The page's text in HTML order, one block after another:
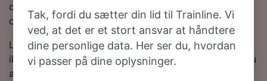
du kan spare på togbilletter fra Prag til Budapest, hvis
du bestiller i forvejen.
Leder du efter togbilletter til Budapest? Du behøver
ikke at vente - lav en søgning med os i dag! Ønsker du
at finde ud af mere om rejsen først, så kan du finde
Tak, fordi du sætter din lid til Trainline. Vi
ved, at det er et stort ansvar at håndtere
dine personlige data. Her ser du, hvordan
vi passer på dine oplysninger.